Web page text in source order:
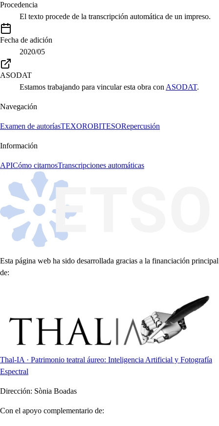
Procedencia
El texto procede de la transcripción automática de un impreso.
Fecha de adición
2020/05
ASODAT
Estamos trabajando para vincular esta obra con ASODAT.
Navegación
Examen de autoríasTEXOROBITESORepercusión
Información
APICómo citarnosTranscripciones automáticas
Esta página web ha sido desarrollada gracias a la financiación principal
de:
Thal-IA · Patrimonio teatral áureo: Inteligencia Artificial y Fotografía
Espectral
Dirección: Sònia Boadas
Con el apoyo complementario de: